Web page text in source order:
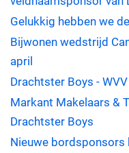
Gelukkig hebben we
Bijwonen wedstrijd
april
Drachtster Boys -
Markant Makelaars &
Drachtster Boys
Nieuwe bordsponsors